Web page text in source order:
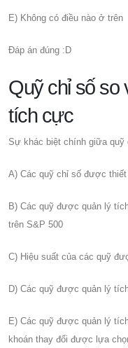
E) Không có điều nào ở trên
Đáp án đúng :D
Quỹ chỉ số so
tích cực
Sự khác biệt chính giữa
A) Các quỹ chỉ số được
B) Các quỹ được quản lý
trên S&P 500
C) Hiệu suất của các quỹ
D) Các quỹ được quản lý
E) Các quỹ được quản lý
khoán thay đổi được lựa